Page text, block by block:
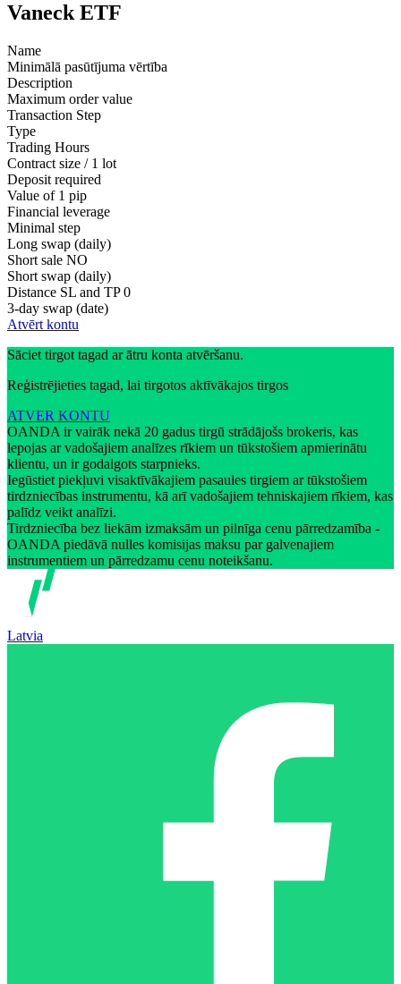
Vaneck ETF
Name
Minimālā pasūtījuma vērtība
Description
Maximum order value
Transaction Step
Type
Trading Hours
Contract size / 1 lot
Deposit required
Value of 1 pip
Financial leverage
Minimal step
Long swap (daily)
Short sale NO
Short swap (daily)
Distance SL and TP 0
3-day swap (date)
Atvērt kontu
Sāciet tirgot tagad ar ātru konta atvēršanu.
Reģistrējieties tagad, lai tirgotos aktīvākajos tirgos
ATVER KONTU
OANDA ir vairāk nekā 20 gadus tirgū strādājošs brokeris, kas
lepojas ar vadošajiem analīzes rīkiem un tūkstošiem apmierinātu
klientu, un ir godalgots starpnieks.
Iegūstiet piekļuvi visaktīvākajiem pasaules tirgiem ar tūkstošiem
tirdzniecības instrumentu, kā arī vadošajiem tehniskajiem rīkiem, kas
palīdz veikt analīzi.
Tirdzniecība bez liekām izmaksām un pilnīga cenu pārredzamība -
OANDA piedāvā nulles komisijas maksu par galvenajiem
instrumentiem un pārredzamu cenu noteikšanu.
Latvia